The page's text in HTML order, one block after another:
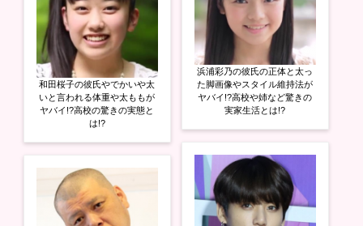
和田桜子の彼氏やでかいや太
いと言われる体重や太ももが
ヤバイ!?高校の驚きの実態と
は!?
浜浦彩乃の彼氏の正体と太っ
た脚画像やスタイル維持法が
ヤバイ!?高校や姉など驚きの
実家生活とは!?